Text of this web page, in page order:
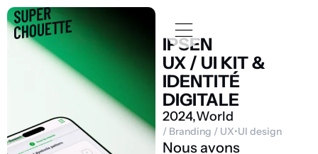
IPSEN
UX / UI KIT &
IDENTITÉ
DIGITALE
2024,World
/ Branding / UX•UI design
Nous avons